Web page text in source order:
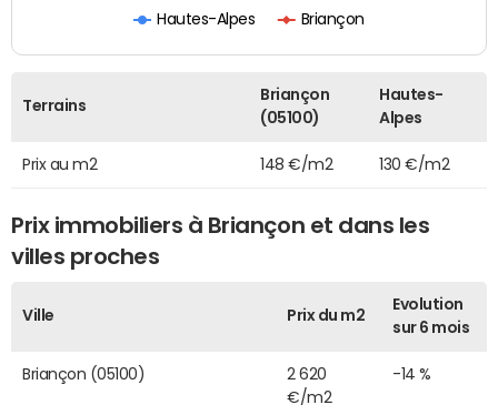
Hautes-Alpes Briançon
Terrains
Briançon
(05100)
Hautes-
Alpes
Prix au m2 148 €/m2 130 €/m2
Prix immobiliers à Briançon et dans les
villes proches
Ville Prix du m2
Evolution
sur 6 mois
Briançon (05100)
2 620
€/m2
-14 %